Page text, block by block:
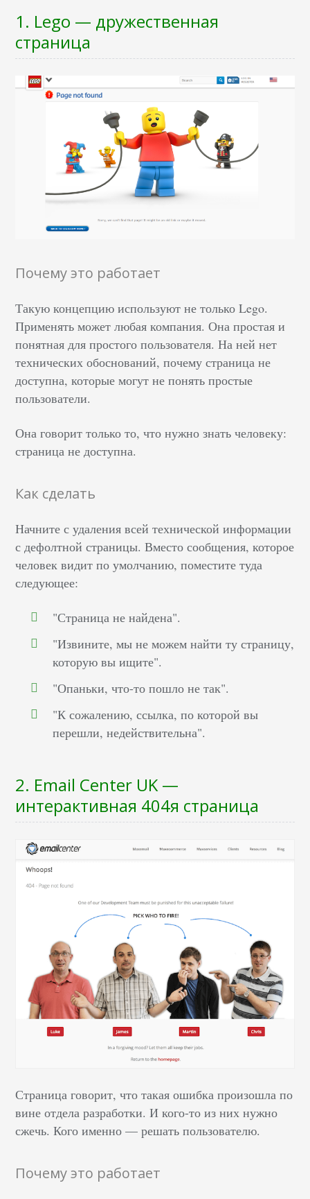
1. Lego — дружественная
страница
Почему это работает
Такую концепцию используют не только Lego.
Применять может любая компания. Она простая и
понятная для простого пользователя. На ней нет
технических обоснований, почему страница не
доступна, которые могут не понять простые
пользователи.
Она говорит только то, что нужно знать человеку:
страница не доступна.
Как сделать
Начните с удаления всей технической информации
с дефолтной страницы. Вместо сообщения, которое
человек видит по умолчанию, поместите туда
следующее:
"Страница не найдена".
"Извините, мы не можем найти ту страницу,
которую вы ищите".
"Опаньки, что-то пошло не так".
"К сожалению, ссылка, по которой вы
перешли, недействительна".
2. Email Center UK —
интерактивная 404я страница
Страница говорит, что такая ошибка произошла по
вине отдела разработки. И кого-то из них нужно
сжечь. Кого именно — решать пользователю.
Почему это работает